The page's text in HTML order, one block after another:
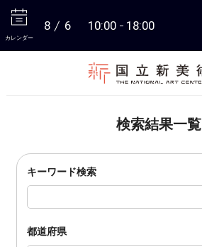
カレンダー
8 6 10:00 18:00
検索結果一覧
キーワード検索
都道府県